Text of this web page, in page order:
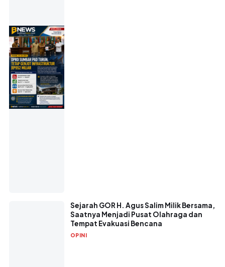
Sejarah GOR H. Agus Salim Milik Bersama,
Saatnya Menjadi Pusat Olahraga dan
Tempat Evakuasi Bencana
OPINI